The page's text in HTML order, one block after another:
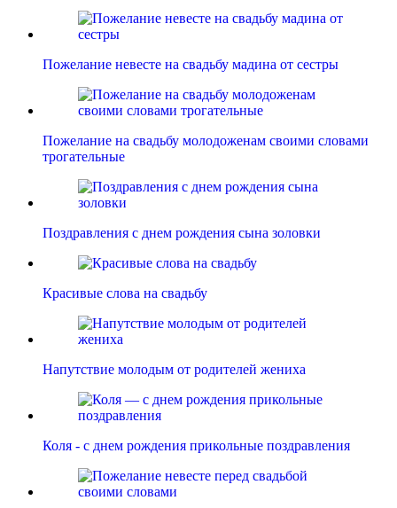
Пожелание невесте на свадьбу мадина от сестры
Пожелание на свадьбу молодоженам своими словами
трогательные
Поздравления с днем рождения сына золовки
Красивые слова на свадьбу
Напутствие молодым от родителей жениха
Коля - с днем рождения прикольные поздравления